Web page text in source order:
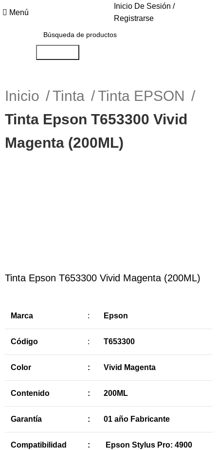
Menú
Inicio De Sesión /
Registrarse
Inicio Tinta
Tinta EPSON
Tinta Epson T653300 Vivid
Magenta (200ML)
Tinta Epson T653300 Vivid Magenta (200ML)
Marca : Epson
Código : T653300
Color : Vivid Magenta
Contenido : 200ML
Garantía : 01 año Fabricante
Compatibilidad : Epson Stylus Pro: 4900